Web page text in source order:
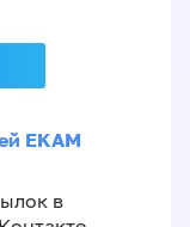
EKAM
в